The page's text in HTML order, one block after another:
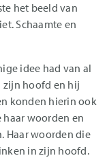
het beeld van
Schaamte en
idee had van al
zijn hoofd en hij
konden hierin ook
haar woorden en
Haar woorden die
in zijn hoofd.